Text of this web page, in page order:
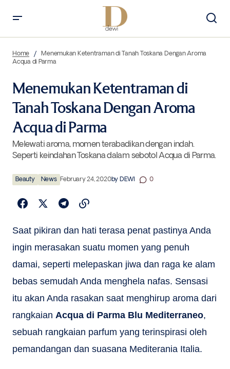
Parma
Home
Menemukan Ketentraman di Tanah Toskana Dengan Aroma
Acqua di Parma
Menemukan Ketentraman di
Tanah Toskana Dengan Aroma
Acqua di Parma
Melewati aroma, momen terabadikan dengan indah.
Seperti keindahan Toskana dalam sebotol Acqua di Parma.
Beauty News February 24, 2020by DEWI 0
Saat pikiran dan hati terasa penat pastinya Anda
ingin merasakan suatu momen yang penuh
damai, seperti melepaskan jiwa dan raga ke alam
bebas semudah Anda menghela nafas. Sensasi
itu akan Anda rasakan saat menghirup aroma dari
rangkaian Acqua di Parma Blu Mediterraneo,
sebuah rangkaian parfum yang terinspirasi oleh
pemandangan dan suasana Mediterania Italia.